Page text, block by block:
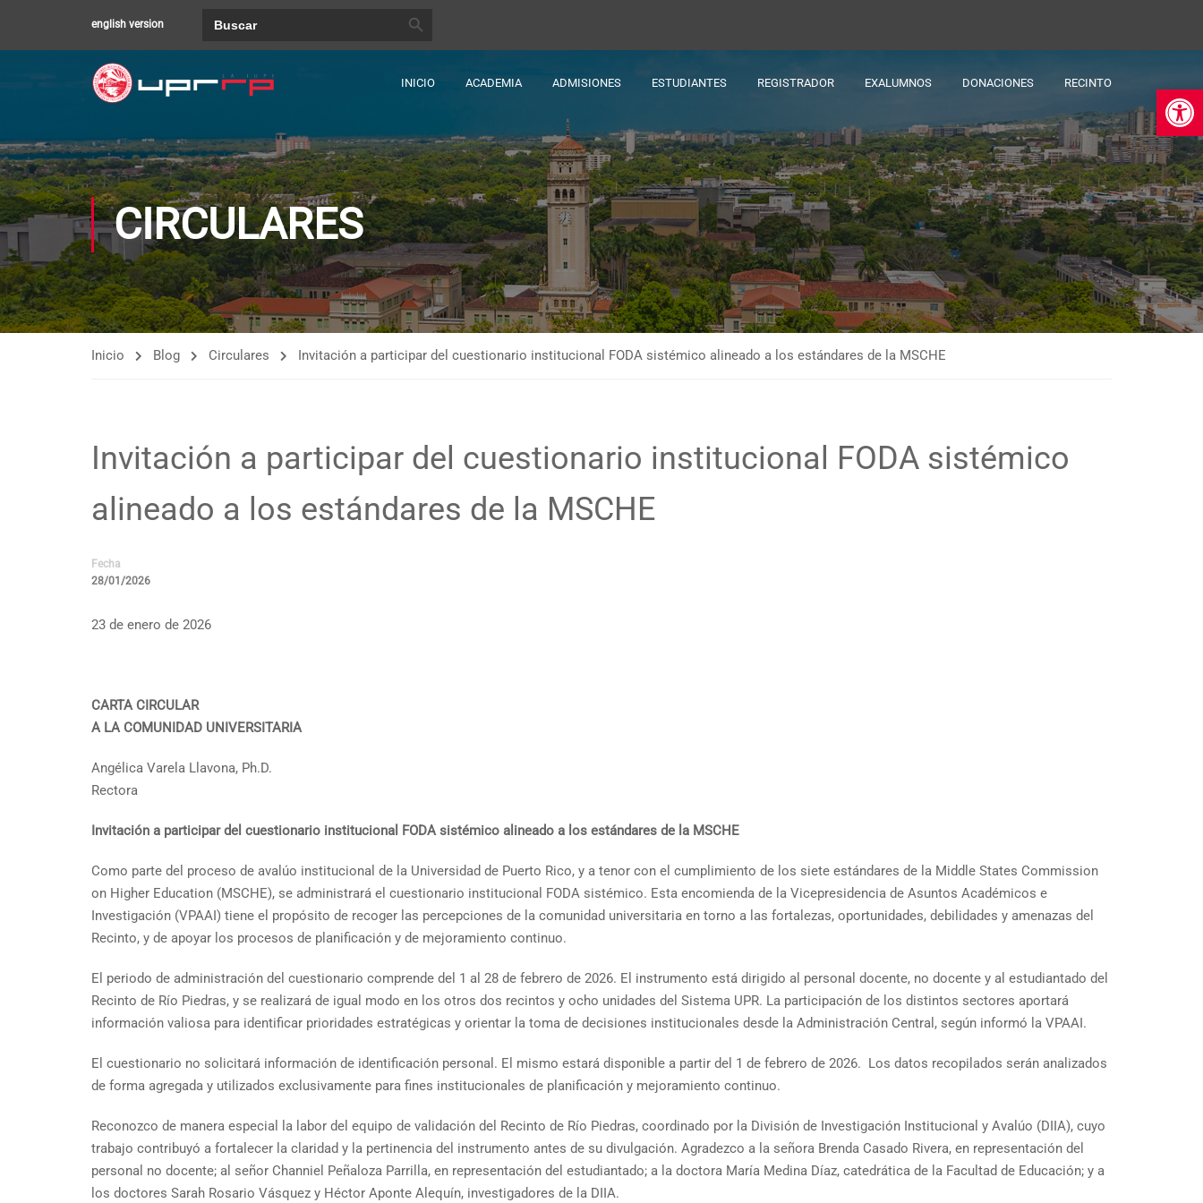
english version
INICIO ACADEMIA ADMISIONES ESTUDIANTES REGISTRADOR EXALUMNOS DONACIONES RECINTO
CIRCULARES
Inicio Blog Circulares Invitación a participar del cuestionario institucional FODA sistémico alineado a los estándares de la MSCHE
Invitación a participar del cuestionario institucional FODA sistémico
alineado a los estándares de la MSCHE
Fecha
28/01/2026
23 de enero de 2026
CARTA CIRCULAR
A LA COMUNIDAD UNIVERSITARIA
Angélica Varela Llavona, Ph.D.
Rectora
Invitación a participar del cuestionario institucional FODA sistémico alineado a los estándares de la MSCHE
Como parte del proceso de avalúo institucional de la Universidad de Puerto Rico, y a tenor con el cumplimiento de los siete estándares de la Middle States Commission
on Higher Education (MSCHE), se administrará el cuestionario institucional FODA sistémico. Esta encomienda de la Vicepresidencia de Asuntos Académicos e
Investigación (VPAAI) tiene el propósito de recoger las percepciones de la comunidad universitaria en torno a las fortalezas, oportunidades, debilidades y amenazas del
Recinto, y de apoyar los procesos de planificación y de mejoramiento continuo.
El periodo de administración del cuestionario comprende del 1 al 28 de febrero de 2026. El instrumento está dirigido al personal docente, no docente y al estudiantado del
Recinto de Río Piedras, y se realizará de igual modo en los otros dos recintos y ocho unidades del Sistema UPR. La participación de los distintos sectores aportará
información valiosa para identificar prioridades estratégicas y orientar la toma de decisiones institucionales desde la Administración Central, según informó la VPAAI.
El cuestionario no solicitará información de identificación personal. El mismo estará disponible a partir del 1 de febrero de 2026. Los datos recopilados serán analizados
de forma agregada y utilizados exclusivamente para fines institucionales de planificación y mejoramiento continuo.
Reconozco de manera especial la labor del equipo de validación del Recinto de Río Piedras, coordinado por la División de Investigación Institucional y Avalúo (DIIA), cuyo
trabajo contribuyó a fortalecer la claridad y la pertinencia del instrumento antes de su divulgación. Agradezco a la señora Brenda Casado Rivera, en representación del
personal no docente; al señor Channiel Peñaloza Parrilla, en representación del estudiantado; a la doctora María Medina Díaz, catedrática de la Facultad de Educación; y a
los doctores Sarah Rosario Vásquez y Héctor Aponte Alequín, investigadores de la DIIA.